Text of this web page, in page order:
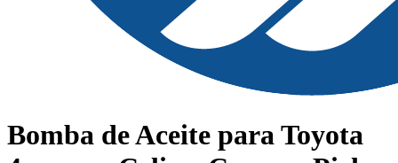
Bomba de Aceite para Toyota